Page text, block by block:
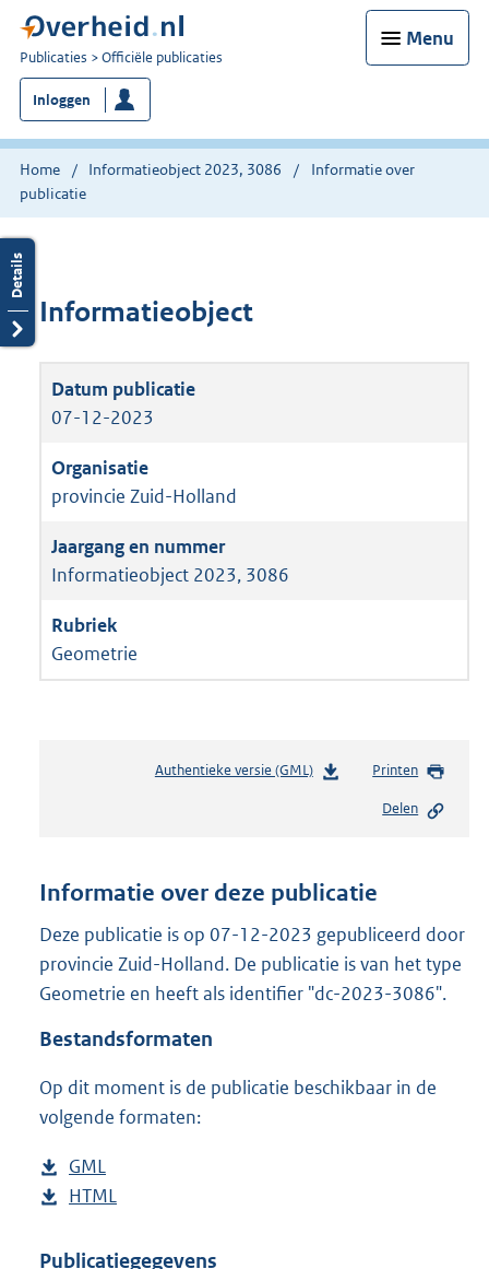
Menu
U
bent
nu
hier:
Publicaties Officiële publicaties
Inloggen
Home Informatieobject 2023, 3086
Informatie over
publicatie
Informatieobject
07-12-2023
provincie Zuid-Holland
Informatieobject 2023, 3086
Geometrie
Authentieke versie (GML)b
n
s
r
o
e
Printen
Delen
Informatie over deze publicatie
Deze publicatie is op 07-12-2023 gepubliceerd door
provincie Zuid-Holland. De publicatie is van het type
Geometrie en heeft als identifier "dc-2023-3086".
Bestandsformaten
Op dit moment is de publicatie beschikbaar in de
volgende formaten:
D
o
n
GML
e
t
D
w
HTML
s
Publicatiegegevens